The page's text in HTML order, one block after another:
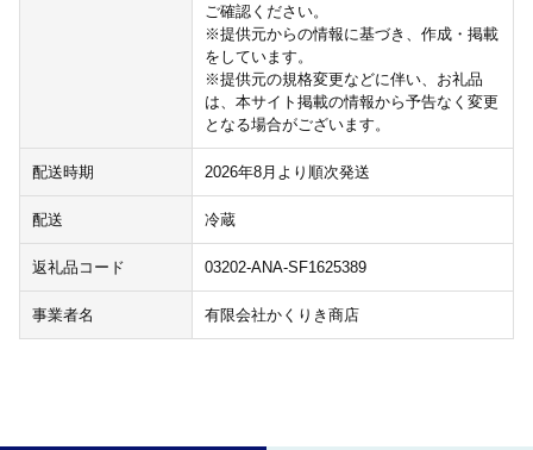
ご確認ください。
※提供元からの情報に基づき、作成・掲載
をしています。
※提供元の規格変更などに伴い、お礼品
は、本サイト掲載の情報から予告なく変更
となる場合がございます。
配送時期 2026年8月より順次発送
配送 冷蔵
返礼品コード 03202-ANA-SF1625389
事業者名 有限会社かくりき商店